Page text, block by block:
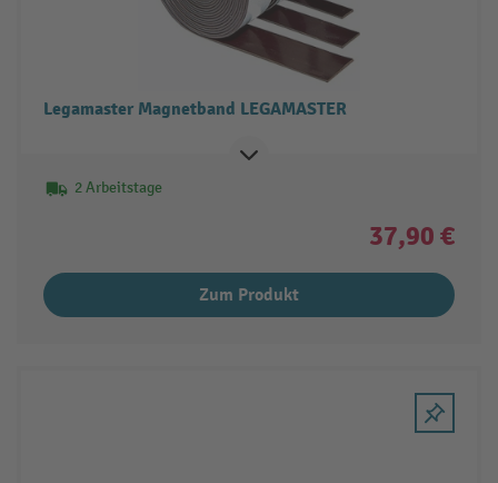
Legamaster Magnetband LEGAMASTER
2 Arbeitstage
37,90 €
Zum Produkt